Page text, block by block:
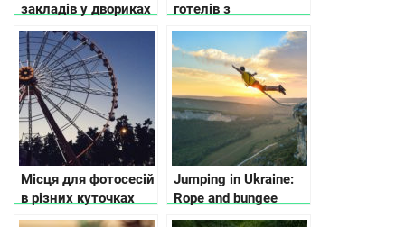
закладів у двориках
Києва
готелів з
приголомшливим
виглядом з вікна
Місця для фотосесій
в різних куточках
України, де має
Jumping in Ukraine:
Rope and bungee
jumping